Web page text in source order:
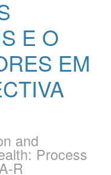
E O
EM
and
Process
R